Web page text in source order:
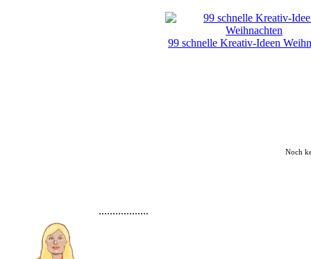
..................
99 schnelle Kreativ-Ideen
Noch